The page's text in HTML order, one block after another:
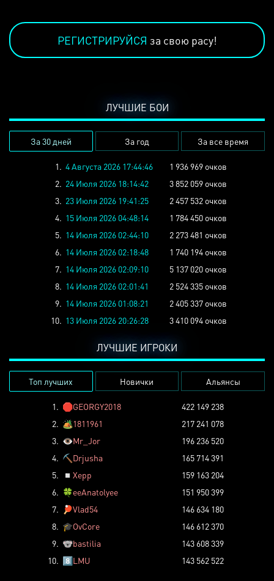
РЕГИСТРИРУЙСЯ за свою расу!
ЛУЧШИЕ БОИ
За 30 дней За год За все время
1. 4 Августа 2026 17:44:46
1 936 969 очков
2. 24 Июля 2026 18:14:42
3 852 059 очков
3. 23 Июля 2026 19:41:25
2 457 532 очков
4. 15 Июля 2026 04:48:14
1 784 450 очков
5. 14 Июля 2026 02:44:10
2 273 481 очков
6. 14 Июля 2026 02:18:48
1 740 194 очков
7. 14 Июля 2026 02:09:10
5 137 020 очков
8. 14 Июля 2026 02:01:41
2 524 335 очков
9. 14 Июля 2026 01:08:21
2 405 337 очков
10. 13 Июля 2026 20:26:28 3 410 094 очков
ЛУЧШИЕ ИГРОКИ
Топ лучших Новички Альянсы
1. 🛑GEORGY2018
422 149 238
2. 🏕️1811961
217 241 078
3. 👁️Mr_Jor
196 236 520
4. ⛏️ Drjusha
165 714 391
5.
◽ Xepp
159 163 204
6. 🍀eeAnatolyee
151 950 399
7.
🏓Vlad54
146 634 180
8. 🎓OvCore
146 612 370
9. 🐨bastilia
143 608 339
10. 8️⃣LMU 143 562 522